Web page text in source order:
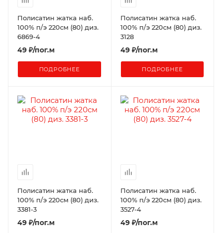
Полисатин жатка наб.
100% п/э 220см (80) диз.
6869-4
49 ₽/пог.м
ПОДРОБНЕЕ
Полисатин жатка наб.
100% п/э 220см (80) диз.
3128
49₽/пог.м
ПОДРОБНЕЕ
Полисатин жатка наб.
100% п/э 220см (80) диз.
3381-3
49 ₽/пог.м
Полисатин жатка наб.
100% п/э 220см (80) диз.
3527-4
49₽/пог.м